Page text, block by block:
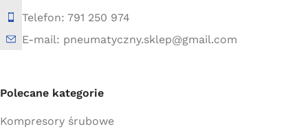
Telefon: 791 250 974
E-mail: pneumatyczny.sklep@gmail.com
Polecane kategorie
Kompresory śrubowe